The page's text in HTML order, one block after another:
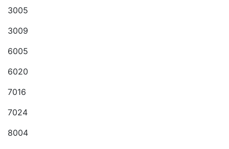
3005
3009
6005
6020
7016
7024
8004